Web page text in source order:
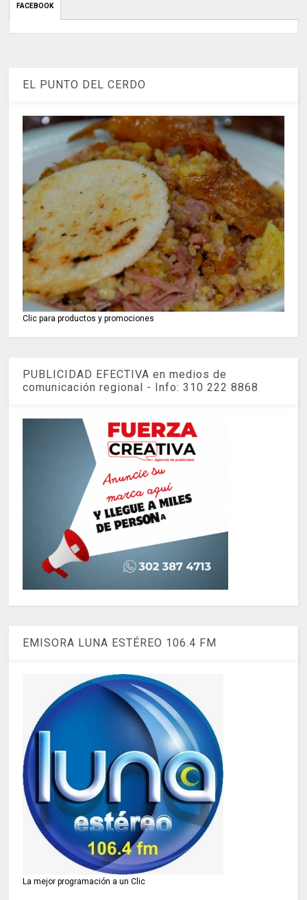
FACEBOOK
EL PUNTO DEL CERDO
Clic para productos y promociones
PUBLICIDAD EFECTIVA en medios de
comunicación regional - Info: 310 222 8868
EMISORA LUNA ESTÉREO 106.4 FM
La mejor programación a un Clic